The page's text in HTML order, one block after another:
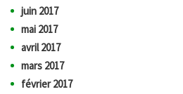
juin 2017
mai 2017
avril 2017
mars 2017
février 2017